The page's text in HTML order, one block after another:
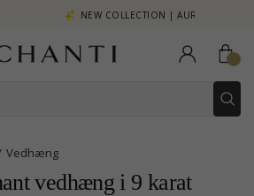
NEW COLLECTION | AURA
Vedhæng
vedhæng i 9 karat